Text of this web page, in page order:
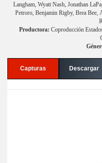
Langham, Wyatt Nash, Jonathan
Petroro, Benjamin Rigby, Brea Bee,
Productora: Coproducción
Capturas Descargar